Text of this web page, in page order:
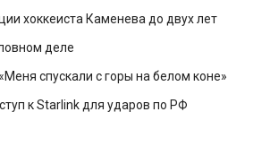
хоккеиста Каменева до двух лет
деле
спускали с горы на белом коне»
к Starlink для ударов по РФ